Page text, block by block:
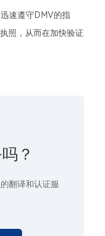
速遵守DMV的指
照，从而在加快验证
？
翻译和认证服